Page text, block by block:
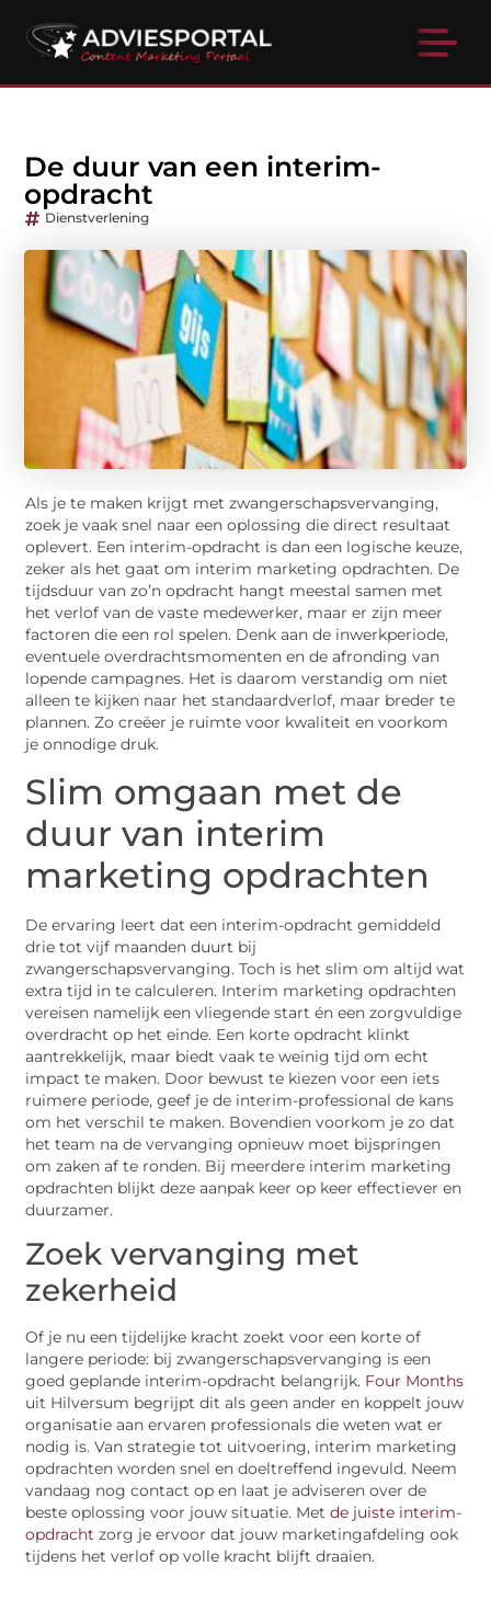
De duur van een interim-
opdracht
Dienstverlening
Als je te maken krijgt met zwangerschapsvervanging,
zoek je vaak snel naar een oplossing die direct resultaat
oplevert. Een interim-opdracht is dan een logische keuze,
zeker als het gaat om interim marketing opdrachten. De
tijdsduur van zo’n opdracht hangt meestal samen met
het verlof van de vaste medewerker, maar er zijn meer
factoren die een rol spelen. Denk aan de inwerkperiode,
eventuele overdrachtsmomenten en de afronding van
lopende campagnes. Het is daarom verstandig om niet
alleen te kijken naar het standaardverlof, maar breder te
plannen. Zo creëer je ruimte voor kwaliteit en voorkom
je onnodige druk.
Slim omgaan met de
duur van interim
marketing opdrachten
De ervaring leert dat een interim-opdracht gemiddeld
drie tot vijf maanden duurt bij
zwangerschapsvervanging. Toch is het slim om altijd wat
extra tijd in te calculeren. Interim marketing opdrachten
vereisen namelijk een vliegende start én een zorgvuldige
overdracht op het einde. Een korte opdracht klinkt
aantrekkelijk, maar biedt vaak te weinig tijd om echt
impact te maken. Door bewust te kiezen voor een iets
ruimere periode, geef je de interim-professional de kans
om het verschil te maken. Bovendien voorkom je zo dat
het team na de vervanging opnieuw moet bijspringen
om zaken af te ronden. Bij meerdere interim marketing
opdrachten blijkt deze aanpak keer op keer effectiever en
duurzamer.
Zoek vervanging met
zekerheid
Of je nu een tijdelijke kracht zoekt voor een korte of
langere periode: bij zwangerschapsvervanging is een
goed geplande interim-opdracht belangrijk. Four Months
uit Hilversum begrijpt dit als geen ander en koppelt jouw
organisatie aan ervaren professionals die weten wat er
nodig is. Van strategie tot uitvoering, interim marketing
opdrachten worden snel en doeltreffend ingevuld. Neem
vandaag nog contact op en laat je adviseren over de
beste oplossing voor jouw situatie. Metde juiste interim-
opdracht zorg je ervoor dat jouw marketingafdeling ook
tijdens het verlof op volle kracht blijft draaien.